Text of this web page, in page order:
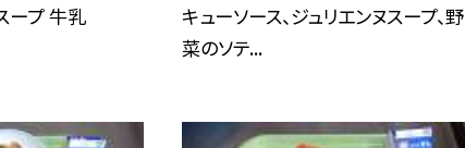
ープ 牛乳
キューソース、ジュリエンヌスープ、野
菜のソテ...